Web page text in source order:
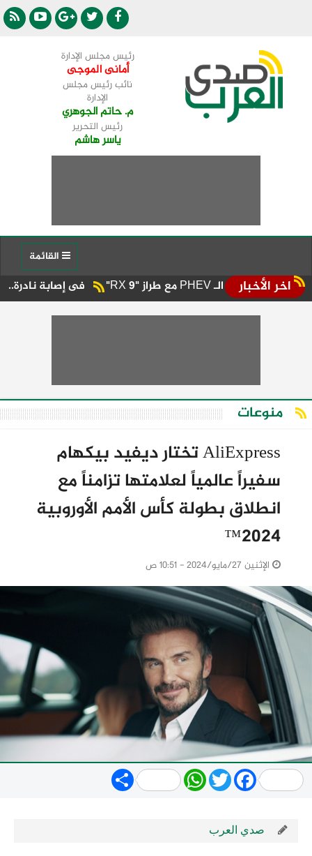
رئيس مجلس الإدارة
أمانى الموجى
نائب رئيس مجلس
الإدارة
م. حاتم الجوهري
رئيس التحرير
ياسر هاشم
اخر الأخبار فى إصابة نادرة.. إنقاذ طفل
منوعات
AliExpress تختار ديفيد بيكهام
سفيراً عالمياً لعلامتها تزامناً مع
انطلاق بطولة كأس الأمم الأوروبية
2024™
الإثنين 27/مايو/2024 - 10:51 ص
Share WhatsApp
TwitterFacebook
صدي العرب